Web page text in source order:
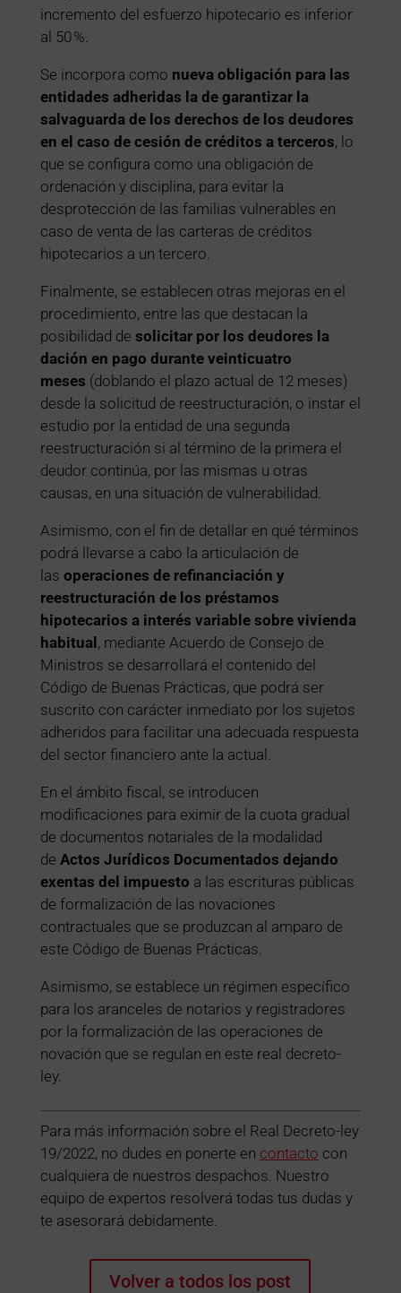
incremento del esfuerzo hipotecario es inferior
al 50 %.
Se incorpora como nueva obligación para las
entidades adheridas la de garantizar la
salvaguarda de los derechos de los deudores
en el caso de cesión de créditos a terceros, lo
que se configura como una obligación de
ordenación y disciplina, para evitar la
desprotección de las familias vulnerables en
caso de venta de las carteras de créditos
hipotecarios a un tercero.
Finalmente, se establecen otras mejoras en el
procedimiento, entre las que destacan la
posibilidad de solicitar por los deudores la
dación en pago durante veinticuatro
meses (doblando el plazo actual de 12 meses)
desde la solicitud de reestructuración, o instar el
estudio por la entidad de una segunda
reestructuración si al término de la primera el
deudor continúa, por las mismas u otras
causas, en una situación de vulnerabilidad.
Asimismo, con el fin de detallar en qué términos
podrá llevarse a cabo la articulación de
las operaciones de refinanciación y
reestructuración de los préstamos
hipotecarios a interés variable sobre vivienda
habitual, mediante Acuerdo de Consejo de
Ministros se desarrollará el contenido del
Código de Buenas Prácticas, que podrá ser
suscrito con carácter inmediato por los sujetos
adheridos para facilitar una adecuada respuesta
del sector financiero ante la actual.
En el ámbito fiscal, se introducen
modificaciones para eximir de la cuota gradual
de documentos notariales de la modalidad
de Actos Jurídicos Documentados dejando
exentas del impuesto a las escrituras públicas
de formalización de las novaciones
contractuales que se produzcan al amparo de
este Código de Buenas Prácticas.
Asimismo, se establece un régimen específico
para los aranceles de notarios y registradores
por la formalización de las operaciones de
novación que se regulan en este real decreto-
ley.
Para más información sobre el Real Decreto-ley
19/2022, no dudes en ponerte en contacto con
cualquiera de nuestros despachos. Nuestro
equipo de expertos resolverá todas tus dudas y
te asesorará debidamente.
Volver a todos los post